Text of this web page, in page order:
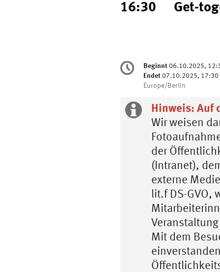
16:30 Get-
Datum/Zeit
Beginnt 06.10.2025,
Endet 07.10.2025, 17:30
Alle
Europe/Berlin
Extra
Information
Hinweis: Auf
Wir weisen
der
(Intranet),
externe
lit.f DS-GVO,
Mit dem